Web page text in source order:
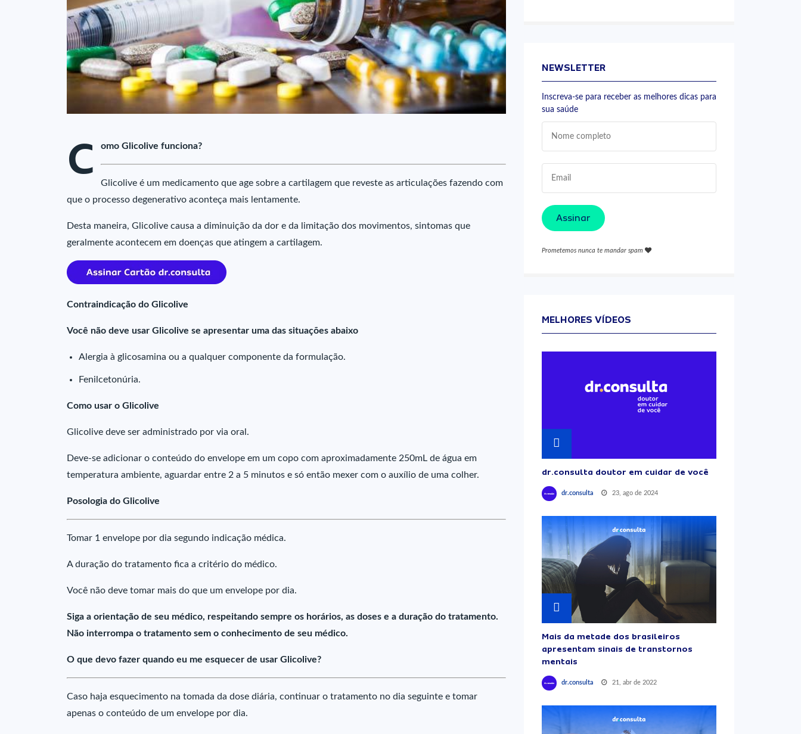
C omo Glicolive funciona?
Glicolive é um medicamento que age sobre a cartilagem que reveste as articulações fazendo com
que o processo degenerativo aconteça mais lentamente.
Desta maneira, Glicolive causa a diminuição da dor e da limitação dos movimentos, sintomas que
geralmente acontecem em doenças que atingem a cartilagem.
Contraindicação do Glicolive
Você não deve usar Glicolive se apresentar uma das situações abaixo
Alergia à glicosamina ou a qualquer componente da formulação.
Fenilcetonúria.
Como usar o Glicolive
Glicolive deve ser administrado por via oral.
Deve-se adicionar o conteúdo do envelope em um copo com aproximadamente 250mL de água em
temperatura ambiente, aguardar entre 2 a 5 minutos e só então mexer com o auxílio de uma colher.
Posologia do Glicolive
Tomar 1 envelope por dia segundo indicação médica.
A duração do tratamento fica a critério do médico.
Você não deve tomar mais do que um envelope por dia.
Siga a orientação de seu médico, respeitando sempre os horários, as doses e a duração do tratamento.
Não interrompa o tratamento sem o conhecimento de seu médico.
O que devo fazer quando eu me esquecer de usar Glicolive?
Caso haja esquecimento na tomada da dose diária, continuar o tratamento no dia seguinte e tomar
apenas o conteúdo de um envelope por dia.
NEWSLETTER
Inscreva-se para receber as melhores dicas para
sua saúde
Assinar
Prometemos nunca te mandar spam
MELHORES VÍDEOS
dr.consulta doutor em cuidar de você
dr.consulta 23, ago de 2024
Mais da metade dos brasileiros
apresentam sinais de transtornos
mentais
dr.consulta 21, abr de 2022